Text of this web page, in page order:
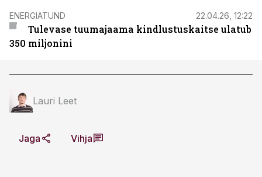
ENERGIATUND 22.04.26, 12:22
Tulevase tuumajaama kindlustuskaitse ulatub
350 miljonini
Lauri Leet
Jaga Vihja